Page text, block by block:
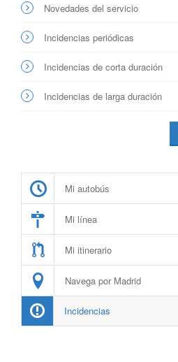
Novedades del servicio
Incidencias periódicas
Incidencias de corta duración
Incidencias de larga duración
Mi autobús
Mi línea
Mi itinerario
Navega por Madrid
Incidencias